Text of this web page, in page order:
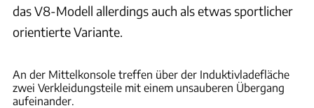
das V8-Modell allerdings auch als etwas sportlicher
orientierte Variante.
An der Mittelkonsole treffen über der Induktivladefläche
zwei Verkleidungsteile mit einem unsauberen Übergang
aufeinander.